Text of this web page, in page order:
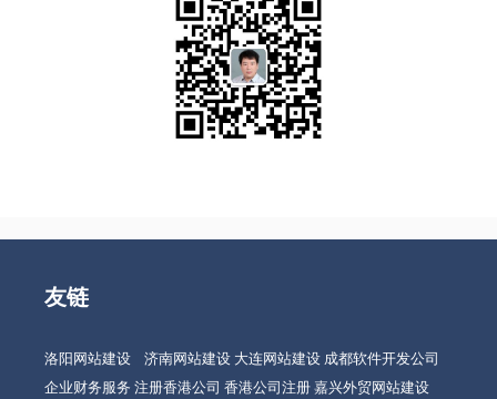
友链
洛阳网站建设 济南网站建设 大连网站建设 成都软件开发公司
企业财务服务 注册香港公司 香港公司注册嘉兴外贸网站建设